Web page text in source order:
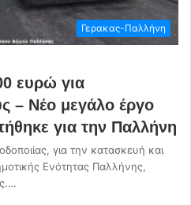
Γερακας-Παλλήνη
ευρώ για
– Νέο μεγάλο έργο
για την Παλλήνη
για την κατασκευή και
Ενότητας Παλλήνης,